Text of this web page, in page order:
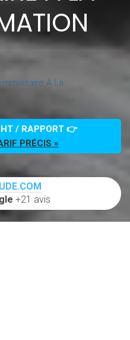
À La
/ RAPPORT 👉
PRÉCIS »
+21 avis